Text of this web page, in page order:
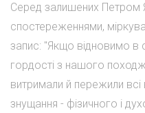
Серед залишених Петром
спостереженнями,
запис: "Якщо відновимо в
гордості з нашого
витримали й пережили всі
знущання - фізичного і